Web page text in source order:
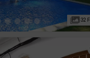
32